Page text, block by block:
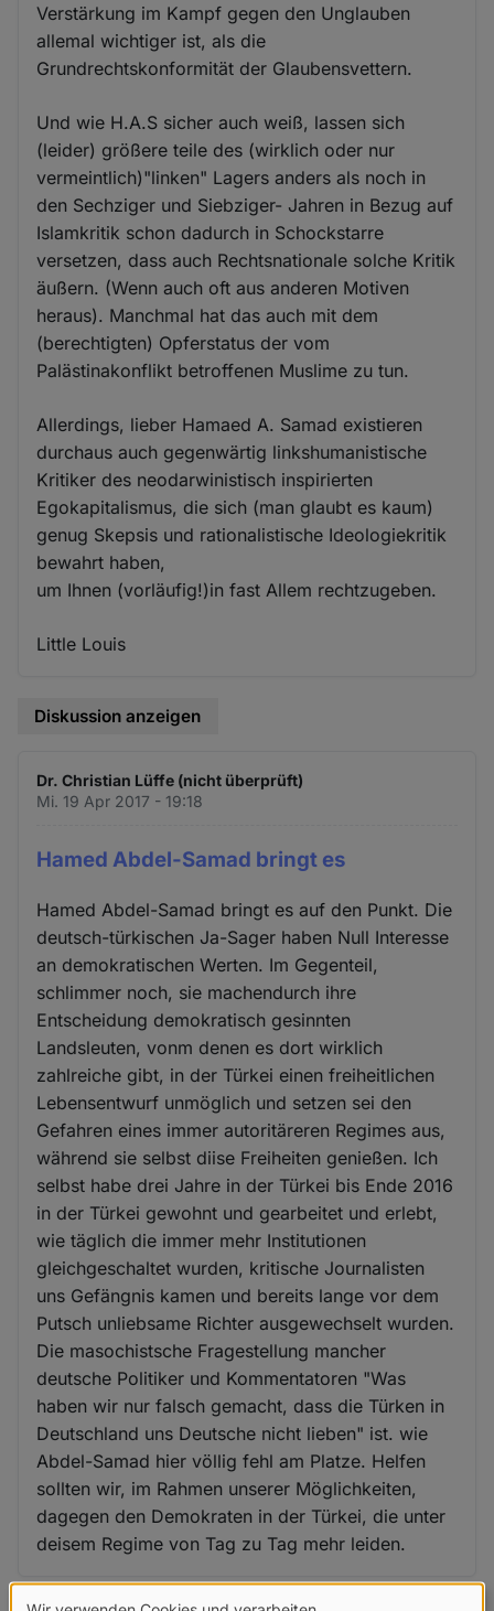
Verstärkung im Kampf gegen den Unglauben
allemal wichtiger ist, als die
Grundrechtskonformität der Glaubensvettern.
Und wie H.A.S sicher auch weiß, lassen sich
(leider) größere teile des (wirklich oder nur
vermeintlich)"linken" Lagers anders als noch in
den Sechziger und Siebziger- Jahren in Bezug auf
Islamkritik schon dadurch in Schockstarre
versetzen, dass auch Rechtsnationale solche Kritik
äußern. (Wenn auch oft aus anderen Motiven
heraus). Manchmal hat das auch mit dem
(berechtigten) Opferstatus der vom
Palästinakonflikt betroffenen Muslime zu tun.
Allerdings, lieber Hamaed A. Samad existieren
durchaus auch gegenwärtig linkshumanistische
Kritiker des neodarwinistisch inspirierten
Egokapitalismus, die sich (man glaubt es kaum)
genug Skepsis und rationalistische Ideologiekritik
bewahrt haben,
um Ihnen (vorläufig!)in fast Allem rechtzugeben.
Little Louis
Diskussion anzeigen
Dr. Christian Lüffe (nicht überprüft)
Mi. 19 Apr 2017 - 19:18
Hamed Abdel-Samad bringt es
Hamed Abdel-Samad bringt es auf den Punkt. Die
deutsch-türkischen Ja-Sager haben Null Interesse
an demokratischen Werten. Im Gegenteil,
schlimmer noch, sie machendurch ihre
Entscheidung demokratisch gesinnten
Landsleuten, vonm denen es dort wirklich
zahlreiche gibt, in der Türkei einen freiheitlichen
Lebensentwurf unmöglich und setzen sei den
Gefahren eines immer autoritäreren Regimes aus,
während sie selbst diise Freiheiten genießen. Ich
selbst habe drei Jahre in der Türkei bis Ende 2016
in der Türkei gewohnt und gearbeitet und erlebt,
wie täglich die immer mehr Institutionen
gleichgeschaltet wurden, kritische Journalisten
uns Gefängnis kamen und bereits lange vor dem
Putsch unliebsame Richter ausgewechselt wurden.
Die masochistsche Fragestellung mancher
deutsche Politiker und Kommentatoren "Was
haben wir nur falsch gemacht, dass die Türken in
Deutschland uns Deutsche nicht lieben" ist. wie
Abdel-Samad hier völlig fehl am Platze. Helfen
sollten wir, im Rahmen unserer Möglichkeiten,
dagegen den Demokraten in der Türkei, die unter
deisem Regime von Tag zu Tag mehr leiden.